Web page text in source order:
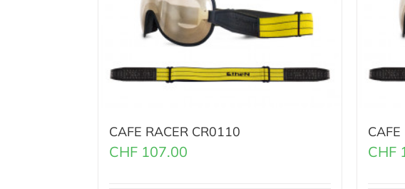
CAFE RACER CR0110
CHF 107.00 CHF